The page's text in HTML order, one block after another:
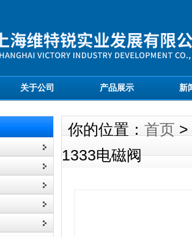
关于公司 产品展示 新
你的位置： 首页 >
1333电磁阀